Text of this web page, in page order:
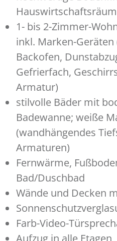
1- bis 2-Zimmer-
inkl. Marken-
Backofen,
Gefrierfach,
Armatur)
stilvolle Bäder mit
Badewanne; weiße
(wandhängendes
Armaturen)
Fernwärme,
Bad/Duschbad
Wände und Decken
Farb-Video-
Aufzug in alle Etagen